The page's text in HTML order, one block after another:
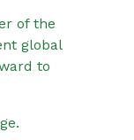
of the
global
to